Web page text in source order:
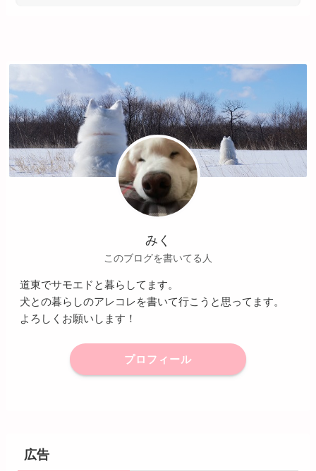
みく
このブログを書いてる人
道東でサモエドと暮らしてます。
犬との暮らしのアレコレを書いて行こうと思ってます。
よろしくお願いします！
プロフィール
広告